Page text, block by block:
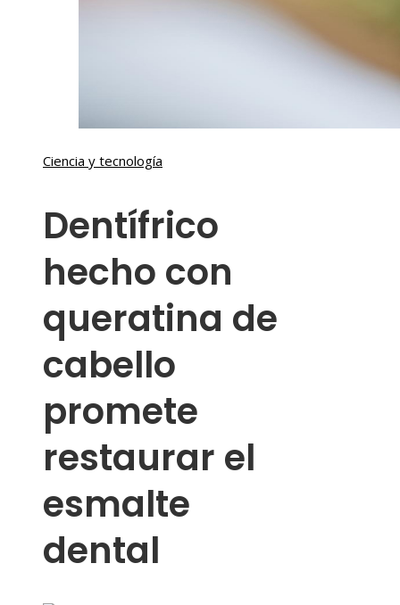
Ciencia y tecnología
Dentífrico
hecho con
queratina de
cabello
promete
restaurar el
esmalte
dental